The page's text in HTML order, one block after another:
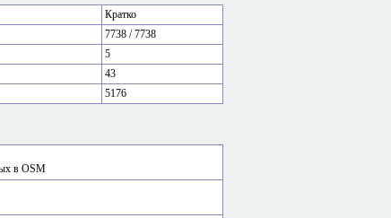
Кратко
7738 / 7738
5
43
5176
в OSM